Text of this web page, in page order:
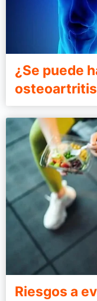
¿Se puede
Riesgos a